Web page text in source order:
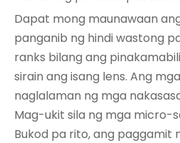
Dapat mong maunawaan
panganib ng hindi wastong
ranks bilang ang
sirain ang isang lens. Ang
naglalaman ng mga
Mag-ukit sila ng mga micro-
Bukod pa rito, ang paggamit